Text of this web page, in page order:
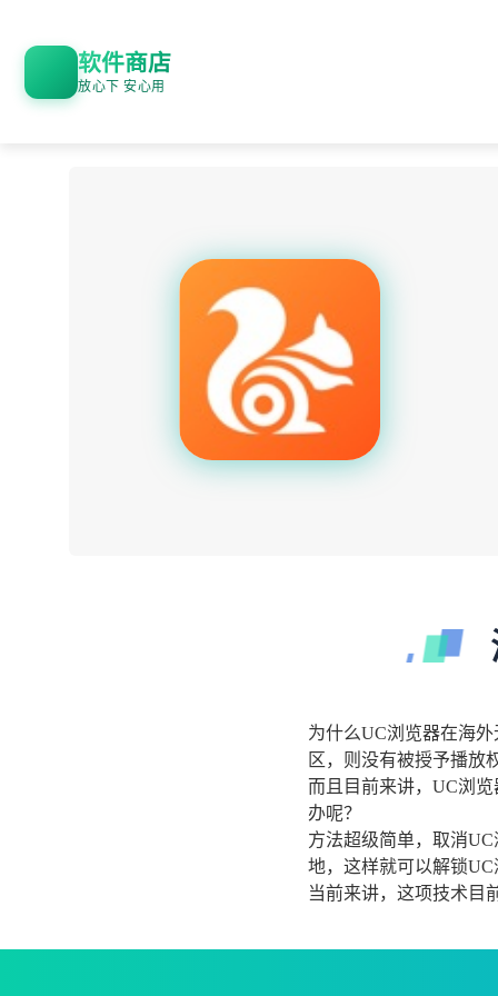
软件商店
放心下 安心用
为什么UC浏览器在海
区，则没有被授予播放
而且目前来讲，UC浏
办呢？
方法超级简单，取消
地，这样就可以解锁
当前来讲，这项技术目